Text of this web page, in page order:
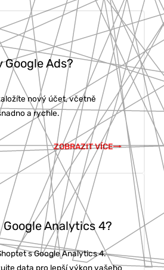
Ads?
nový účet, včetně
a rychle.
ZOBRAZIT VÍCE
Analytics 4?
s Google Analytics 4.
data pro lepší výkon vašeho